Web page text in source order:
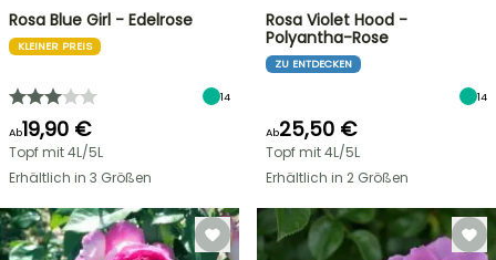
Rosa Blue Girl - Edelrose
KLEINER PREIS
14
Ab19,90 €
Topf mit 4L/5L
Erhältlich in 3 Größen
Rosa Violet Hood -
Polyantha-Rose
ZU ENTDECKEN
14
Ab25,50 €
Topf mit 4L/5L
Erhältlich in 2 Größen